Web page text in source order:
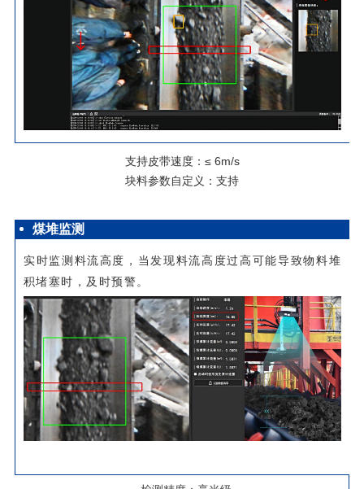
支持皮带速度：≤ 6m/s
块料参数自定义：支持
煤堆监测
实时监测料流高度，当发现料流高度过高可能导致物料堆
积堵塞时，及时预警。